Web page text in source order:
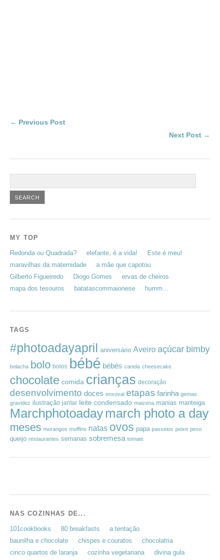
← Previous Post
Next Post →
MY TOP
Redonda ou Quadrada? elefante, é a vida!
Este é meu!
maravilhas da maternidade
a mãe que capotou
Gilberto Figueiredo
Diogo Gomes
ervas de cheiros
mapa dos tesouros
batatascommaionese humm…
TAGS
#photoadayapril aniversário Aveiro açúcar bimby
bolacha bolo bolos bébé bébés canela cheesecake
chocolate comida crianças decoração
desenvolvimento doces enxoval etapas farinha gemas
gravidez ilustração jantar leite condensado maizena manias manteiga
Marchphotoadaymarch photo a day
meses morangos muffins natas ovos papa passeios peixe peso
queijo restaurantes semanas sobremesa tomate
NAS COZINHAS DE...
101cookbooks 80 breakfasts
a tentação
baunilha e chocolate
chispes e couratos
chocolatria
cinco quartos de laranja
cozinha vegetariana divina gula